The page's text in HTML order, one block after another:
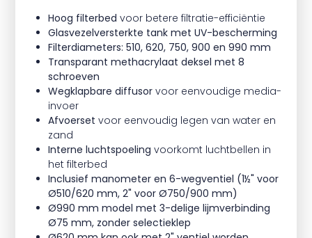
Hoog filterbed voor betere filtratie-efficiëntie
Glasvezelversterkte tank met UV-bescherming
Filterdiameters: 510, 620, 750, 900 en 990 mm
Transparant methacrylaat deksel met 8
schroeven
Wegklapbare diffusor voor eenvoudige media-
invoer
Afvoerset voor eenvoudig legen van water en
zand
Interne luchtspoeling voorkomt luchtbellen in
het filterbed
Inclusief manometer en 6-wegventiel (1½" voor
Ø510/620 mm, 2" voor Ø750/900 mm)
Ø990 mm model met 3-delige lijmverbinding
Ø75 mm, zonder selectieklep